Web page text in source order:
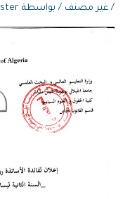
/غير مصنف / بواسطة